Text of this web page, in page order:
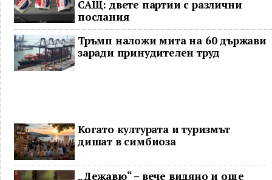
САЩ: двете партии с различни
послания
Тръмп наложи мита на 60 държави
заради принудителен труд
Когато културата и туризмът
дишат в симбиоза
„Дежавю“ – вече видяно и още